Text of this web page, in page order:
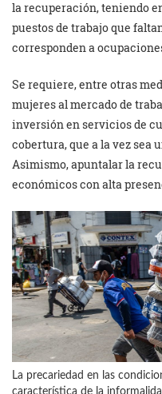
la recuperación, teniendo
puestos de trabajo que
corresponden a
Se requiere, entre otras
mujeres al mercado de
inversión en servicios de
cobertura, que a la vez sea
Asimismo, apuntalar la
económicos con alta
La precariedad en las
característica de la